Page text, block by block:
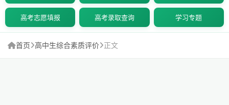
高考志愿填报 高考录取查询 学习专题
首页 高中生综合素质评价 正文